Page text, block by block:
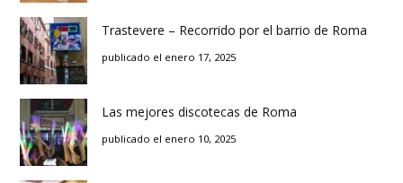
Trastevere – Recorrido por el barrio de Roma
publicado el enero 17, 2025
Las mejores discotecas de Roma
publicado el enero 10, 2025